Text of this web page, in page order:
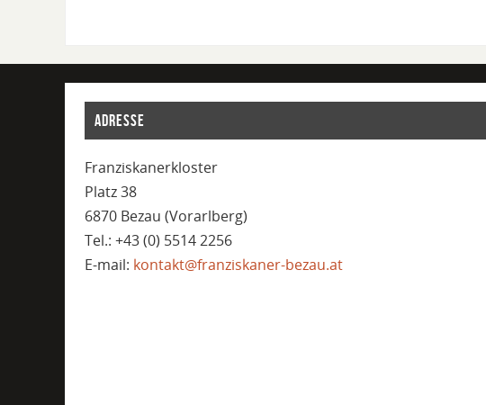
ADRESSE
Franziskanerkloster
Platz 38
6870 Bezau (Vorarlberg)
Tel.: +43 (0) 5514 2256
E-mail: kontakt@franziskaner-bezau.at